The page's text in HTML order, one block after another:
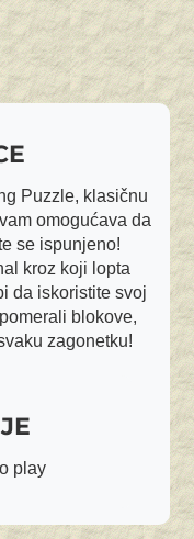
Puzzle, klasičnu
omogućava da
se ispunjeno!
kroz koji lopta
da iskoristite svoj
blokove,
zagonetku!
play